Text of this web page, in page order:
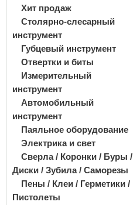
Хит продаж
Столярно-слесарный
инструмент
Губцевый инструмент
Отвертки и биты
Измерительный
инструмент
Автомобильный
инструмент
Паяльное оборудование
Электрика и свет
Сверла / Коронки / Буры /
Диски / Зубила / Саморезы
Пены / Клеи / Герметики /
Пистолеты